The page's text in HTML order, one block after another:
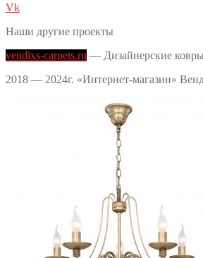
Vk
Наши другие проекты
vendixs-carpets.ru — Дизайнерские ковры
2018 — 2024г. «Интернет-магазин»